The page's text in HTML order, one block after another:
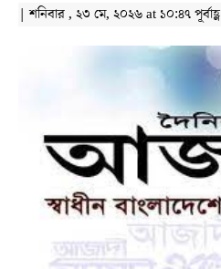
| শনিবার , ২৩ মে, ২০২৬ at ১০:৪৭ পূর্বাহ্ণ